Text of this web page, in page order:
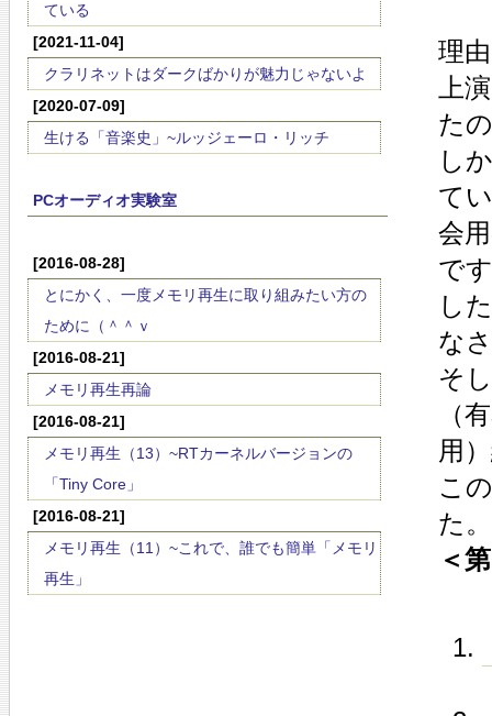
ている
[2021-11-04]
クラリネットはダークばかりが魅力じゃないよ
[2020-07-09]
生ける「音楽史」~ルッジェーロ・リッチ
PCオーディオ実験室
[2016-08-28]
とにかく、一度メモリ再生に取り組みたい方の
ために（＾＾ｖ
[2016-08-21]
メモリ再生再論
[2016-08-21]
メモリ再生（13）~RTカーネルバージョンの
「Tiny Core」
[2016-08-21]
メモリ再生（11）~これで、誰でも簡単「メモリ
再生」
理
上
た
し
て
会
で
し
な
そ
（
用
こ
た。
＜